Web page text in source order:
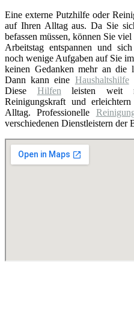
Eine externe Putzhilfe oder
auf Ihren Alltag aus. Da Sie
befassen müssen, können Sie
Arbeitstag entspannen und
noch wenige Aufgaben auf Sie
keinen Gedanken mehr an die
Dann kann eine Haushaltshilfe
Diese Hilfenleisten weit
Reinigungskraft und
Alltag. Professionelle
verschiedenen Dienstleistern der